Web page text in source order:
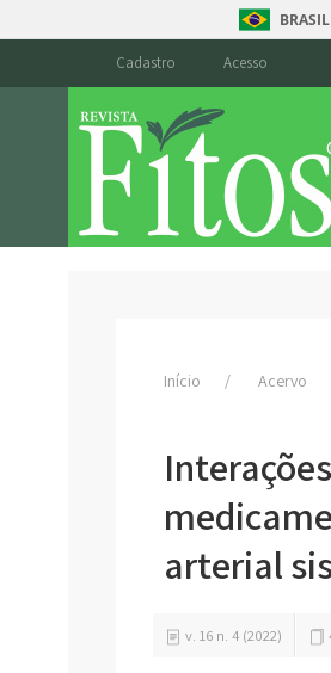
BRASIL
Cadastro Acesso
Início Acervo
arterial
v. 16 n. 4 (2022)